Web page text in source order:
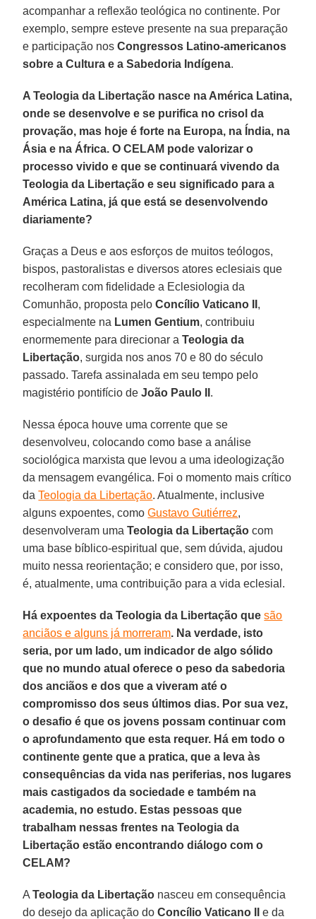
acompanhar a reflexão teológica no continente. Por
exemplo, sempre esteve presente na sua preparação
e participação nosCongressos Latino-americanos
sobre a Cultura e a Sabedoria Indígena.
A Teologia da Libertação nasce na América Latina,
onde se desenvolve e se purifica no crisol da
provação, mas hoje é forte na Europa, na Índia, na
Ásia e na África. O CELAM pode valorizar o
processo vivido e que se continuará vivendo da
Teologia da Libertação e seu significado para a
América Latina, já que está se desenvolvendo
diariamente?
Graças a Deus e aos esforços de muitos teólogos,
bispos, pastoralistas e diversos atores eclesiais que
recolheram com fidelidade a Eclesiologia da
Comunhão, proposta peloConcílio Vaticano II ,
especialmente na Lumen Gentium, contribuiu
enormemente para direcionar aTeologia da
Libertação, surgida nos anos 70 e 80 do século
passado. Tarefa assinalada em seu tempo pelo
magistério pontifício deJoão Paulo II .
Nessa época houve uma corrente que se
desenvolveu, colocando como base a análise
sociológica marxista que levou a uma ideologização
da mensagem evangélica. Foi o momento mais crítico
daTeologia da Libertação. Atualmente, inclusive
alguns expoentes, comoGustavo Gutiérrez,
desenvolveram umaTeologia da Libertação com
uma base bíblico-espiritual que, sem dúvida, ajudou
muito nessa reorientação; e considero que, por isso,
é, atualmente, uma contribuição para a vida eclesial.
Há expoentes da Teologia da Libertação quesão
anciãos e alguns já morreram. Na verdade, isto
seria, por um lado, um indicador de algo sólido
que no mundo atual oferece o peso da sabedoria
dos anciãos e dos que a viveram até o
compromisso dos seus últimos dias. Por sua vez,
o desafio é que os jovens possam continuar com
o aprofundamento que esta requer. Há em todo o
continente gente que a pratica, que a leva às
consequências da vida nas periferias, nos lugares
mais castigados da sociedade e também na
academia, no estudo. Estas pessoas que
trabalham nessas frentes na Teologia da
Libertação estão encontrando diálogo com o
CELAM?
ATeologia da Libertação nasceu em consequência
do desejo da aplicação doConcílio Vaticano II
e da